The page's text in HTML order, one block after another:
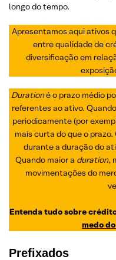
longo do tempo.
Apresentamos aqui ativos
entre qualidade de
diversificação em
Durationé o prazo médio
referentes ao ativo.
periodicamente (por
mais curta do que o
durante a duração do
Quando maior a duration,
movimentações do
Entenda tudo sobre
medo
Prefixados